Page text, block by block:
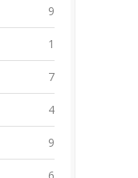
9
1
7
4
9